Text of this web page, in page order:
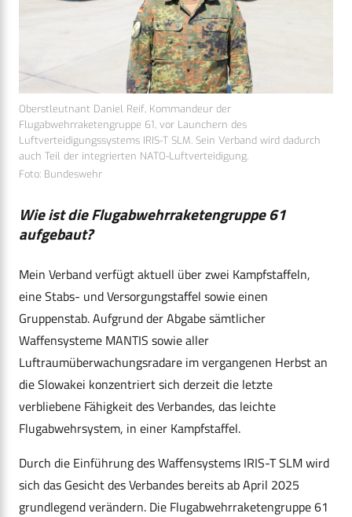
Oberstleutnant Daniel Reif, Kommandeur der
Flugabwehrraketengruppe 61, vor Launchern des
Luftverteidigungssystems IRIS-T SLM. Sein Verband wird dadurch
auch Teil der integrierten NATO-Luftverteidigung.
Foto: Bundeswehr
Wie ist die Flugabwehrraketengruppe 61
aufgebaut?
Mein Verband verfügt aktuell über zwei Kampfstaffeln,
eine Stabs- und Versorgungstaffel sowie einen
Gruppenstab. Aufgrund der Abgabe sämtlicher
Waffensysteme MANTIS sowie aller
Luftraumüberwachungsradare im vergangenen Herbst an
die Slowakei konzentriert sich derzeit die letzte
verbliebene Fähigkeit des Verbandes, das leichte
Flugabwehrsystem, in einer Kampfstaffel.
Durch die Einführung des Waffensystems IRIS-T SLM wird
sich das Gesicht des Verbandes bereits ab April 2025
grundlegend verändern. Die Flugabwehrraketengruppe 61